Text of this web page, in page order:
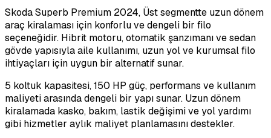
Skoda Superb Premium 2024, Üst segmentte uzun dönem
araç kiralaması için konforlu ve dengeli bir filo
seçeneğidir. Hibrit motoru, otomatik şanzımanı ve sedan
gövde yapısıyla aile kullanımı, uzun yol ve kurumsal filo
ihtiyaçları için uygun bir alternatif sunar.
5 koltuk kapasitesi, 150 HP güç, performans ve kullanım
maliyeti arasında dengeli bir yapı sunar. Uzun dönem
kiralamada kasko, bakım, lastik değişimi ve yol yardımı
gibi hizmetler aylık maliyet planlamasını destekler.